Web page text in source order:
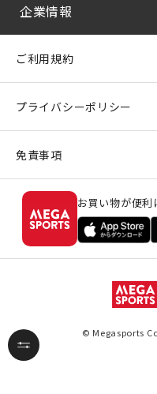
企業情報
ご利用規約
プライバシーポリシー
免責事項
お買い物が便利
© Megasports